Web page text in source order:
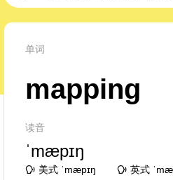
单词
mapping
读音
ˈmæpɪŋ
美式 ˈmæpɪŋ 英式